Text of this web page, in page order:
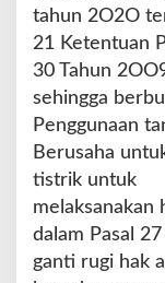
tahun 2O2O
21 Ketentuan
30 Tahun
sehingga
Penggunaan
Berusaha
tistrik untuk
melaksanakan
dalam Pasal
ganti rugi hak